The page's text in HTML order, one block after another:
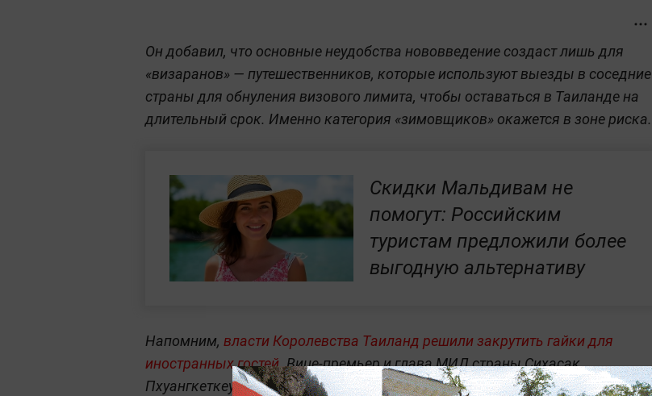
Он добавил, что основные неудобства нововведение создаст лишь для
«визаранов» — путешественников, которые используют выезды в соседние
страны для обнуления визового лимита, чтобы оставаться в Таиланде на
длительный срок. Именно категория «зимовщиков» окажется в зоне риска.
Скидки Мальдивам не
помогут: Российским
туристам предложили более
выгодную альтернативу
Напомним, власти Королевства Таиланд решили закрутить гайки для
иностранных гостей. Вице-премьер и глава МИД страны Сихасак
Пхуангкеткеу заявил об усилении иммиграционного контроля на границах.